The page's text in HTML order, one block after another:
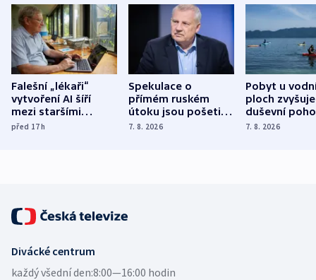
Falešní „lékaři“
vytvoření AI šíří
mezi staršími
Poláky nebezpečné
před 17h
Spekulace o
přímém ruském
útoku jsou pošetilé,
míní estonský
7. 8. 2026
Pobyt u
ploch zvyšuje
duševní
ukázala
7. 8. 2026
Divácké centrum
každý všední den:8:00—16:00 hodin